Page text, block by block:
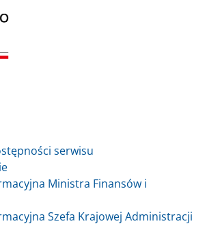
serwisu
Ministra Finansów i
Szefa Krajowej Administracji